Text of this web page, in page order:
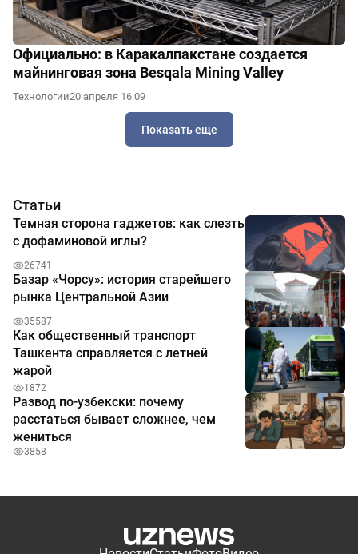
Официально: в Каракалпакстане создается
майнинговая зона Besqala Mining Valley
Технологии20 апреля 16:09
Показать еще
Статьи
Темная сторона гаджетов: как слезть
с дофаминовой иглы?
26741
Базар «Чорсу»: история старейшего
рынка Центральной Азии
35587
Как общественный транспорт
Ташкента справляется с летней
жарой
1872
Развод по-узбекски: почему
расстаться бывает сложнее, чем
жениться
3858